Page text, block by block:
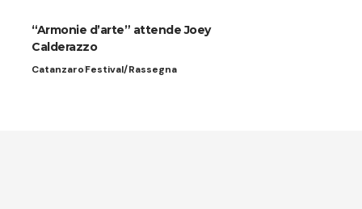
“Armonie d’arte” attende Joey
Calderazzo
CatanzaroFestival/Rassegna